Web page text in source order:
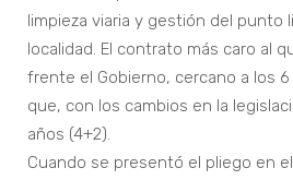
limpieza viaria y gestión del punto
localidad. El contrato más caro al
frente el Gobierno, cercano a los
que, con los cambios en la
años (4+2).
Cuando se presentó el pliego en